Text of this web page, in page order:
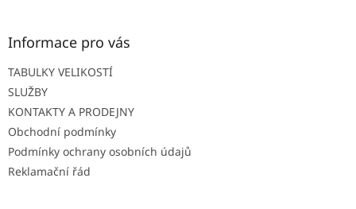
Informace pro vás
TABULKY VELIKOSTÍ
SLUŽBY
KONTAKTY A PRODEJNY
Obchodní podmínky
Podmínky ochrany osobních údajů
Reklamační řád